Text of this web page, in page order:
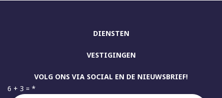
VOLG ONS VIA SOCIAL EN DE NIEUWSBRIEF!
6 + 3 = *
DIENSTEN
VESTIGINGEN